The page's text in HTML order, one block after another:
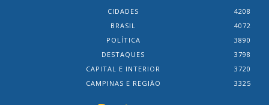
CIDADES
4208
BRASIL
4072
POLÍTICA
3890
DESTAQUES
3798
CAPITAL E INTERIOR
3720
CAMPINAS E REGIÃO
3325